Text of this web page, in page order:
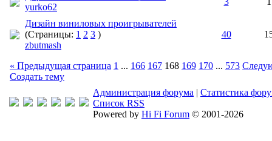
yurko62
Дизайн виниловых проигрывателей
(Страницы: 1 2 3 )
zbutmash
40
« Предыдущая страница 1 ... 166 167 168 169 170 ... 573
Создать тему
Администрация форума | Статистика
Список RSS
Powered by Hi Fi Forum © 2001-2026